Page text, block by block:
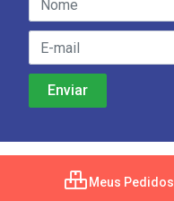
Meus Pedidos